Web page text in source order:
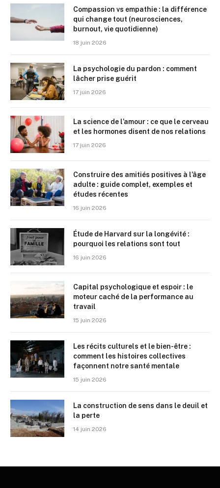
Compassion vs empathie : la différence
qui change tout (neurosciences,
burnout, vie quotidienne)
18 juin 2026
La psychologie du pardon : comment
lâcher prise guérit
17 juin 2026
La science de l’amour : ce que le cerveau
et les hormones disent de nos relations
17 juin 2026
Construire des amitiés positives à l’âge
adulte : guide complet, exemples et
études récentes
16 juin 2026
Étude de Harvard sur la longévité :
pourquoi les relations sont tout
16 juin 2026
Capital psychologique et espoir : le
moteur caché de la performance au
travail
15 juin 2026
Les récits culturels et le bien-être :
comment les histoires collectives
façonnent notre santé mentale
15 juin 2026
La construction de sens dans le deuil et
la perte
14 juin 2026